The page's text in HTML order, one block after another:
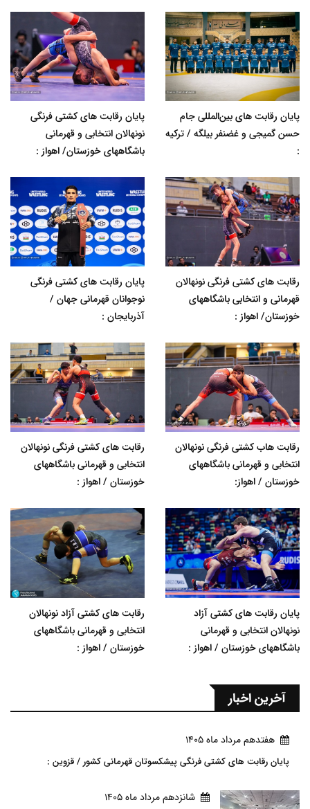
پایان رقابت های بین‌المللی جام
حسن گمیجی و غضنفر بیلگه / ترکیه
:
پایان رقابت های کشتی فرنگی
نونهالان انتخابی و قهرمانی
باشگاههای خوزستان/ اهواز :
رقابت های کشتی فرنگی نونهالان
قهرمانی و انتخابی باشگاههای
خوزستان/ اهواز :
پایان رقابت های کشتی فرنگی
نوجوانان قهرمانی جهان /
آذربایجان :
رقابت هاب کشتی فرنگی نونهالان
انتخابی و قهرمانی باشگاههای
خوزستان / اهواز:
رقابت های کشتی فرنگی نونهالان
انتخابی و قهرمانی باشگاههای
خوزستان / اهواز :
پایان رقابت های کشتی آزاد
نونهالان انتخابی و قهرمانی
باشگاههای خوزستان / اهواز :
رقابت های کشتی آزاد نونهالان
انتخابی و قهرمانی باشگاههای
خوزستان / اهواز :
آخرین اخبار
هفتدهم مرداد ماه 1405
پایان رقابت های کشتی فرنگی پیشکسوتان قهرمانی کشور / قزوین :
شانزدهم مرداد ماه 1405